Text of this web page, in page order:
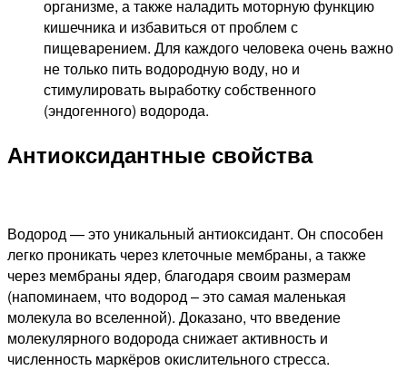
организме, а также наладить моторную функцию
кишечника и избавиться от проблем с
пищеварением. Для каждого человека очень важно
не только пить водородную воду, но и
стимулировать выработку собственного
(эндогенного) водорода.
Антиоксидантные свойства
Водород — это уникальный антиоксидант. Он способен
легко проникать через клеточные мембраны, а также
через мембраны ядер, благодаря своим размерам
(напоминаем, что водород – это самая маленькая
молекула во вселенной). Доказано, что введение
молекулярного водорода снижает активность и
численность маркёров окислительного стресса.